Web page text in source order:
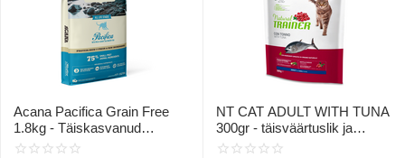
Acana Pacifica Grain Free
1.8kg - Täiskasvanud
kassidele (kala)
NT CAT ADULT WITH TUNA
300gr - täisväärtuslik ja
tasakaalustatud toit